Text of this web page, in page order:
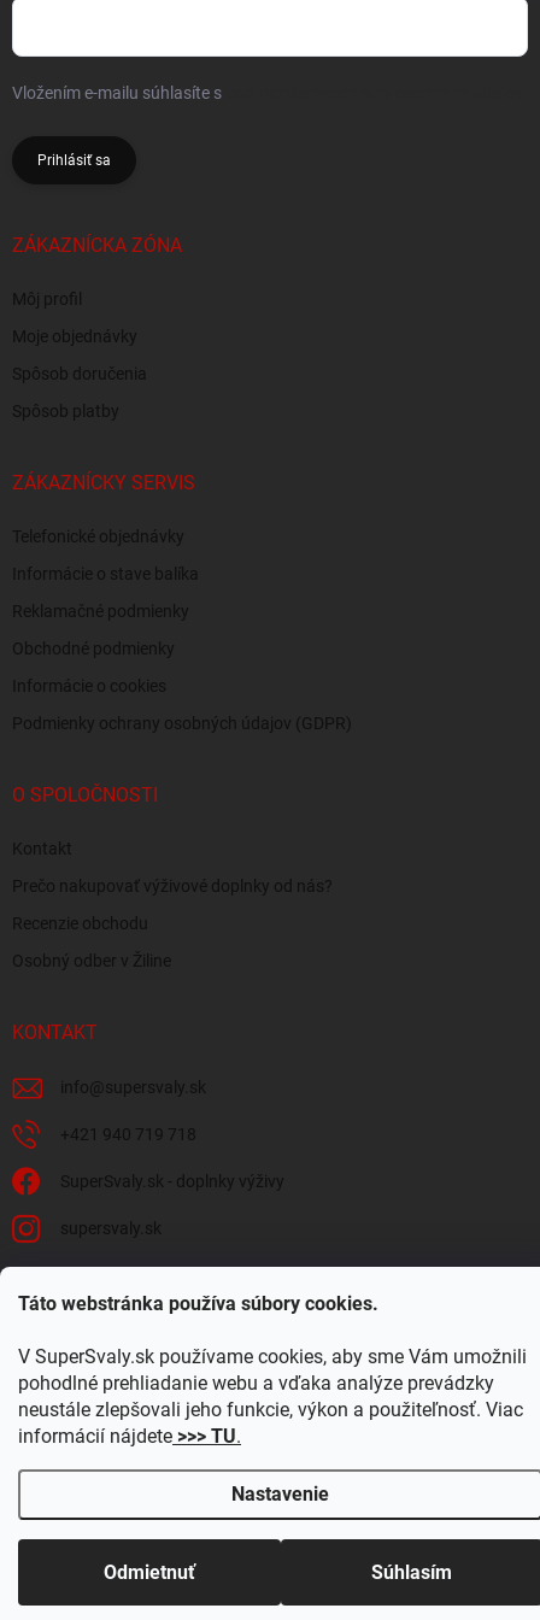
Táto webstránka používa súbory cookies.
V SuperSvaly.sk používame cookies, aby sme Vám umožnili
pohodlné prehliadanie webu a vďaka analýze prevádzky
neustále zlepšovali jeho funkcie, výkon a použiteľnosť. Viac
informácií nájdete >>> TU.
Nastavenie
Odmietnuť Súhlasím
Vložením e-mailu súhlasíte s
Prihlásiť sa
ZÁKAZNÍCKA ZÓNA
Môj profil
Moje objednávky
Spôsob doručenia
Spôsob platby
ZÁKAZNÍCKY SERVIS
Telefonické objednávky
Informácie o stave balíka
Reklamačné podmienky
Obchodné podmienky
Informácie o cookies
Podmienky ochrany osobných údajov (GDPR)
O SPOLOČNOSTI
Kontakt
Prečo nakupovať výživové doplnky od nás?
Recenzie obchodu
Osobný odber v Žiline
KONTAKT
info@ supersvaly.sk
+421 940 719 718
SuperSvaly.sk - doplnky výživy
supersvaly.sk
Vytvoril Shoptet
cookies